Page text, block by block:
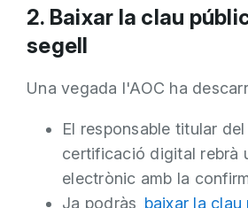
2. Baixar la clau
segell
Una vegada l'AOC ha
El responsable titular
certificació digital rebrà
electrònic amb la
Ja podràs baixar la clau